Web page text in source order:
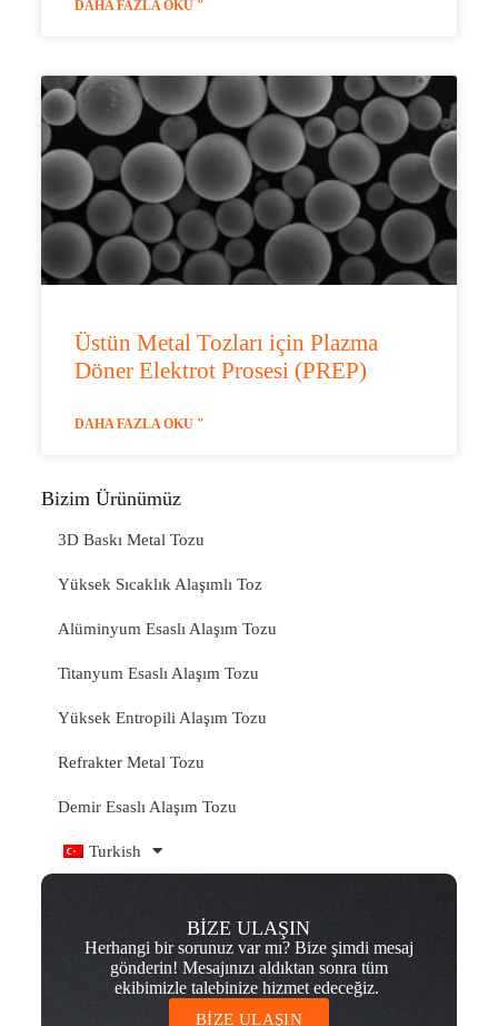
DAHA FAZLA OKU "
Üstün Metal Tozları için Plazma
Döner Elektrot Prosesi (PREP)
DAHA FAZLA OKU "
Bizim Ürünümüz
3D Baskı Metal Tozu
Yüksek Sıcaklık Alaşımlı Toz
Alüminyum Esaslı Alaşım Tozu
Titanyum Esaslı Alaşım Tozu
Yüksek Entropili Alaşım Tozu
Refrakter Metal Tozu
Demir Esaslı Alaşım Tozu
Turkish
BİZE ULAŞIN
Herhangi bir sorunuz var mı? Bize şimdi mesaj
gönderin! Mesajınızı aldıktan sonra tüm
ekibimizle talebinize hizmet edeceğiz.
BİZE ULAŞIN